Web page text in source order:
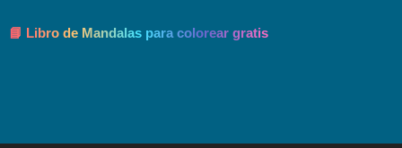
📘 Libro de Mandalas para colorear gratis